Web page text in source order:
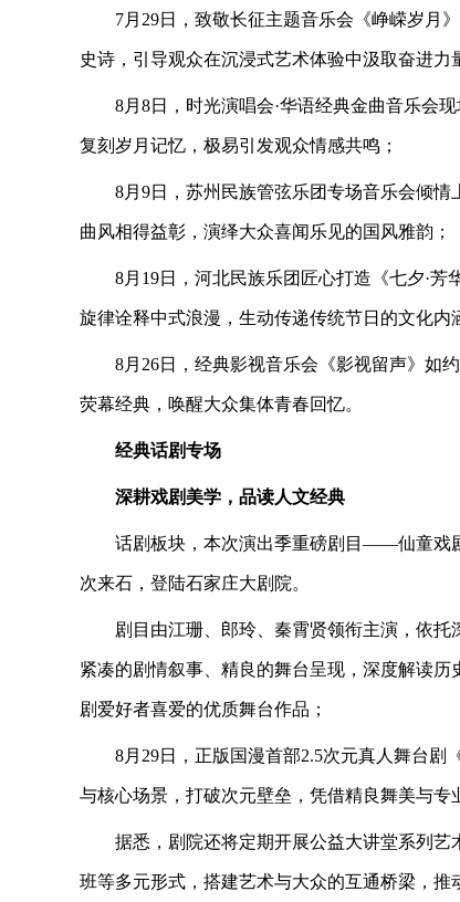
7月29日，致敬长征主题音乐会《峥嵘岁月
史诗，引导观众在沉浸式艺术体验中汲取奋进力
8月8日，时光演唱会·华语经典金曲音乐会
复刻岁月记忆，极易引发观众情感共鸣；
8月9日，苏州民族管弦乐团专场音乐会倾
曲风相得益彰，演绎大众喜闻乐见的国风雅韵；
8月19日，河北民族乐团匠心打造《七夕·
旋律诠释中式浪漫，生动传递传统节日的文化内
8月26日，经典影视音乐会《影视留声》如
荧幕经典，唤醒大众集体青春回忆。
经典话剧专场
深耕戏剧美学，品读人文经典
话剧板块，本次演出季重磅剧目——仙童戏
次来石，登陆石家庄大剧院。
剧目由江珊、郎玲、秦霄贤领衔主演，依
紧凑的剧情叙事、精良的舞台呈现，深度解读
剧爱好者喜爱的优质舞台作品；
8月29日，正版国漫首部2.5次元真人舞台
与核心场景，打破次元壁垒，凭借精良舞美与专
据悉，剧院还将定期开展公益大讲堂系列
班等多元形式，搭建艺术与大众的互通桥梁，推